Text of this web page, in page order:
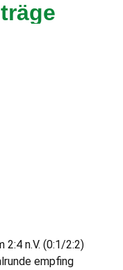
2:4 n.V. (0:1/2:2)
empfing